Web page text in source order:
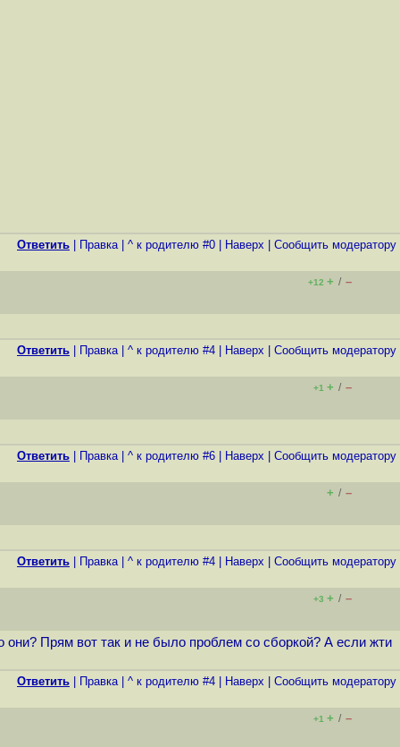
Ответить Правка| ^ к родителю #0 Наверх Cообщить модератору
+12 + / –
Ответить Правка| ^ к родителю #4 Наверх Cообщить модератору
+1 + / –
Ответить Правка| ^ к родителю #6 Наверх Cообщить модератору
+ / –
Ответить Правка| ^ к родителю #4 Наверх Cообщить модератору
+3 + / –
Прям вот так и не было проблем со сборкой? А если жти
Ответить Правка| ^ к родителю #4 Наверх Cообщить модератору
+1 + / –